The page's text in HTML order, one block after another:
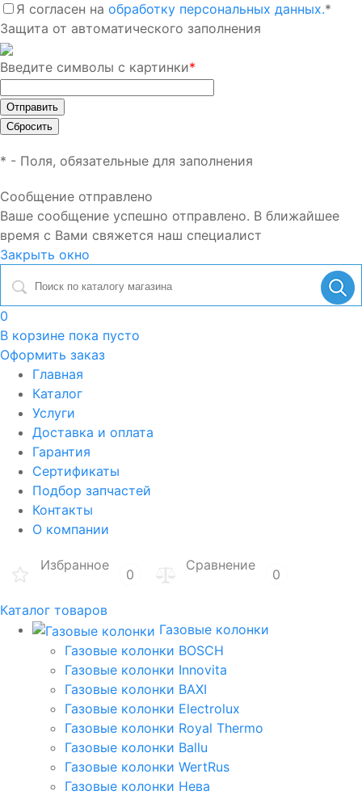
Я согласен на обработку персональных данных.*
Защита от автоматического заполнения
Введите символы с картинки*
* - Поля, обязательные для заполнения
Сообщение отправлено
Ваше сообщение успешно отправлено. В ближайшее
время с Вами свяжется наш специалист
Закрыть окно
0
В корзине пока пусто
Оформить заказ
Главная
Каталог
Услуги
Доставка и оплата
Гарантия
Сертификаты
Подбор запчастей
Контакты
О компании
Избранное
0
Сравнение
0
Каталог товаров
Газовые колонки
Газовые колонки BOSCH
Газовые колонки Innovita
Газовые колонки BAXI
Газовые колонки Electrolux
Газовые колонки Royal Thermo
Газовые колонки Ballu
Газовые колонки WertRus
Газовые колонки Нева